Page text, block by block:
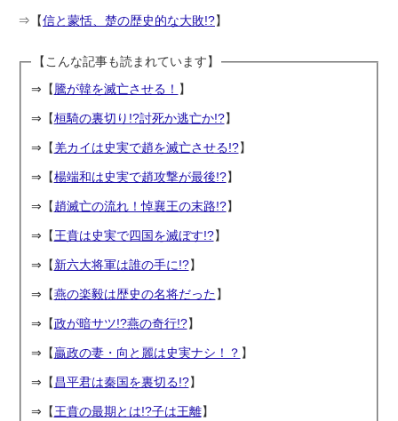
⇒【信と蒙恬、楚の歴史的な大敗!?】
【こんな記事も読まれています】
⇒【騰が韓を滅亡させる！ 】
⇒【桓騎の裏切り!?討死か逃亡か!?】
⇒【羌カイは史実で趙を滅亡させる!?】
⇒【楊端和は史実で趙攻撃が最後!?】
⇒【趙滅亡の流れ！悼襄王の末路!?】
⇒【王賁は史実で四国を滅ぼす!?】
⇒【新六大将軍は誰の手に!?】
⇒【燕の楽毅は歴史の名将だった】
⇒【政が暗サツ!?燕の奇行!?】
⇒【贏政の妻・向と麗は史実ナシ！？ 】
⇒【昌平君は秦国を裏切る!?】
⇒【王賁の最期とは!?子は王離】